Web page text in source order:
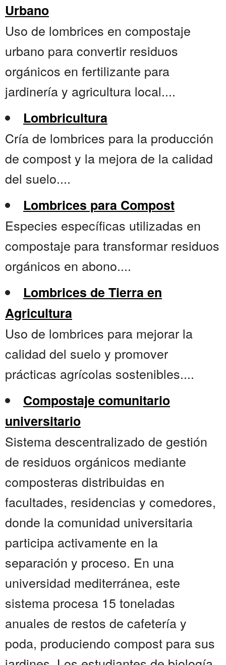
Urbano
Uso de lombrices en compostaje
urbano para convertir residuos
orgánicos en fertilizante para
jardinería y agricultura local....
Lombricultura
Cría de lombrices para la producción
de compost y la mejora de la calidad
del suelo....
Lombrices para Compost
Especies específicas utilizadas en
compostaje para transformar residuos
orgánicos en abono....
Lombrices de Tierra en
Agricultura
Uso de lombrices para mejorar la
calidad del suelo y promover
prácticas agrícolas sostenibles....
Compostaje comunitario
universitario
Sistema descentralizado de gestión
de residuos orgánicos mediante
composteras distribuidas en
facultades, residencias y comedores,
donde la comunidad universitaria
participa activamente en la
separación y proceso. En una
universidad mediterránea, este
sistema procesa 15 toneladas
anuales de restos de cafetería y
poda, produciendo compost para sus